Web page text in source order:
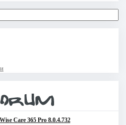
Care 365 Pro 8.0.4.732